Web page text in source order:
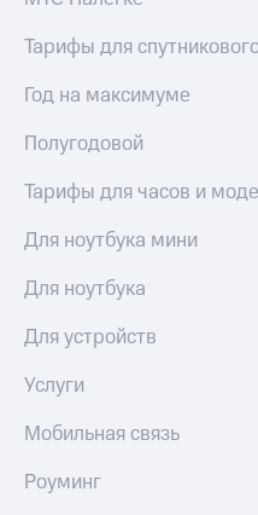
Тарифы для
Год на максимуме
Полугодовой
Тарифы для часов и
Для ноутбука мини
Для ноутбука
Для устройств
Услуги
Мобильная связь
Роуминг